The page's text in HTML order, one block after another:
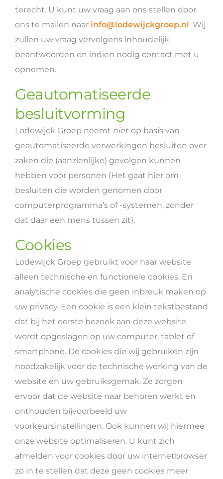
terecht. U kunt uw vraag aan ons stellen door
ons te mailen naar info@lodewijckgroep.nl. Wij
zullen uw vraag vervolgens inhoudelijk
beantwoorden en indien nodig contact met u
opnemen.
Geautomatiseerde
besluitvorming
Lodewijck Groep neemt niet op basis van
geautomatiseerde verwerkingen besluiten over
zaken die (aanzienlijke) gevolgen kunnen
hebben voor personen (Het gaat hier om
besluiten die worden genomen door
computerprogramma’s of -systemen, zonder
dat daar een mens tussen zit).
Cookies
Lodewijck Groep gebruikt voor haar website
alleen technische en functionele cookies. En
analytische cookies die geen inbreuk maken op
uw privacy. Een cookie is een klein tekstbestand
dat bij het eerste bezoek aan deze website
wordt opgeslagen op uw computer, tablet of
smartphone. De cookies die wij gebruiken zijn
noodzakelijk voor de technische werking van de
website en uw gebruiksgemak. Ze zorgen
ervoor dat de website naar behoren werkt en
onthouden bijvoorbeeld uw
voorkeursinstellingen. Ook kunnen wij hiermee
onze website optimaliseren. U kunt zich
afmelden voor cookies door uw internetbrowser
zo in te stellen dat deze geen cookies meer